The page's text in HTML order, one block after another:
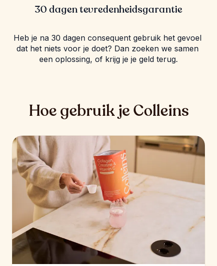
30 dagen tevredenheidsgarantie
Heb je na 30 dagen consequent gebruik het gevoel
dat het niets voor je doet? Dan zoeken we samen
een oplossing, of krijg je je geld terug.
Hoe gebruik je Colleins